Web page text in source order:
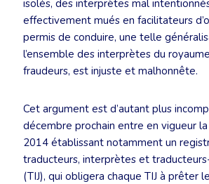
isolés, des interprètes mal
effectivement mués en facilitateurs
permis de conduire, une telle
l’ensemble des interprètes du
fraudeurs, est injuste et malhonnête.
Cet argument est d’autant plus
décembre prochain entre en vigueur
2014 établissant notamment un
traducteurs, interprètes et
(TIJ), qui obligera chaque TIJ à prêter